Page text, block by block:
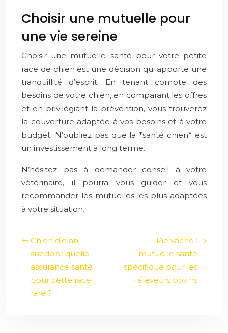
Choisir une mutuelle pour
une vie sereine
Choisir une mutuelle santé pour votre petite
race de chien est une décision qui apporte une
tranquillité d’esprit. En tenant compte des
besoins de votre chien, en comparant les offres
et en privilégiant la prévention, vous trouverez
la couverture adaptée à vos besoins et à votre
budget. N’oubliez pas que la *santé chien* est
un investissement à long terme.
N’hésitez pas à demander conseil à votre
vétérinaire, il pourra vous guider et vous
recommander les mutuelles les plus adaptées
à votre situation.
Chien d’elan
suedois : quelle
assurance santé
pour cette race
rare ?
Pie vache :
mutuelle santé
spécifique pour les
éleveurs bovins